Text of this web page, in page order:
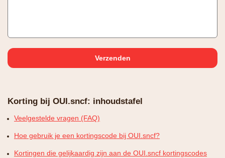
Korting bij OUI.sncf: inhoudstafel
Veelgestelde vragen (FAQ)
Hoe gebruik je een kortingscode bij OUI.sncf?
Kortingen die gelijkaardig zijn aan de OUI.sncf kortingscodes